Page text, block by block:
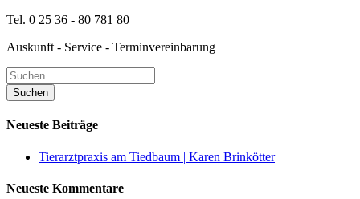
Tel. 0 25 36 - 80 781 80
Auskunft - Service - Terminvereinbarung
Neueste Beiträge
Tierarztpraxis am Tiedbaum | Karen Brinkötter
Neueste Kommentare